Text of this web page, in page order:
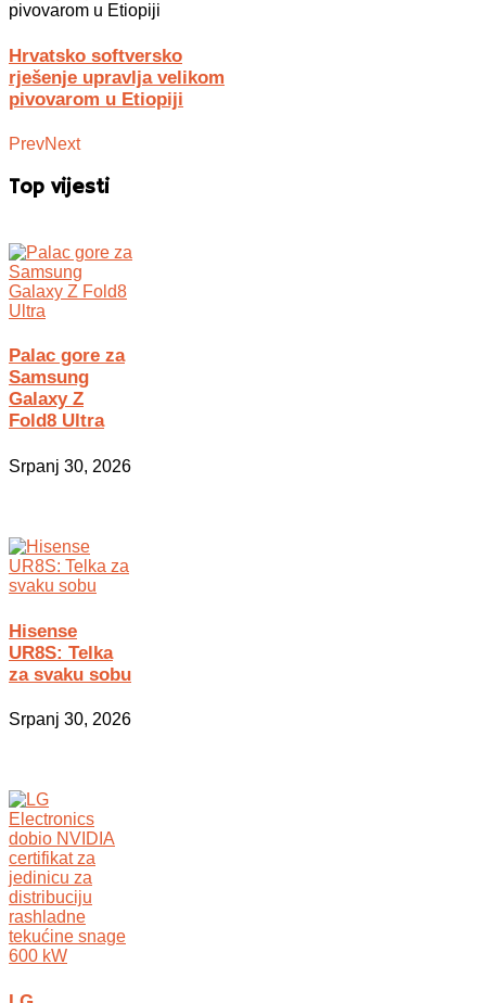
Hrvatsko softversko
rješenje upravlja velikom
pivovarom u Etiopiji
PrevNext
Top vijesti
Palac gore za
Samsung
Galaxy Z
Fold8 Ultra
Srpanj 30, 2026
Hisense
UR8S: Telka
za svaku sobu
Srpanj 30, 2026